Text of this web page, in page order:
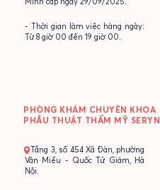
- Thời gian làm việc hàng ngày:
Từ 8 giờ 00 đến 19 giờ 00.
PHÒNG KHÁM CHUYÊN KHOA
PHẪU THUẬT THẨM MỸ SERYN
- Tầng 3, số 454 Xã Đàn, phường
Văn Miếu - Quốc Tử Giám, Hà
Nội.